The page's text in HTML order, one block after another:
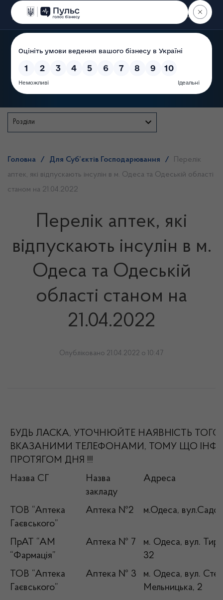
Пошук
Розділи
Головна / Для Суб’єктів Господарювання /
Перелік
аптек, які відпускають інсулін в м. Одеса та Одеській області
станом на 21.04.2022
Перелік аптек, які
відпускають інсулін в м.
Одеса та Одеській
області станом на
21.04.2022
Опубліковано 21.04.2022 о 10:47
БУДЬ ЛАСКА, УТОЧНЮЙТЕ НАЯВНІСТЬ
ВКАЗАНИМИ ТЕЛЕФОНАМИ, ТОМУ ЩО
ПРОТЯГОМ ДНЯ !!!
Назва СГ
Назва
закладу
Адреса
ТОВ “Аптека
Гаєвського”
Аптека №2 м.Одеса,
ПрАТ “АМ
“Фармація”
Аптека № 7
м. Одеса, вул.
32
ТОВ “Аптека
Гаєвського”
Аптека № 3
м. Одеса, вул.
Мельницька, 2